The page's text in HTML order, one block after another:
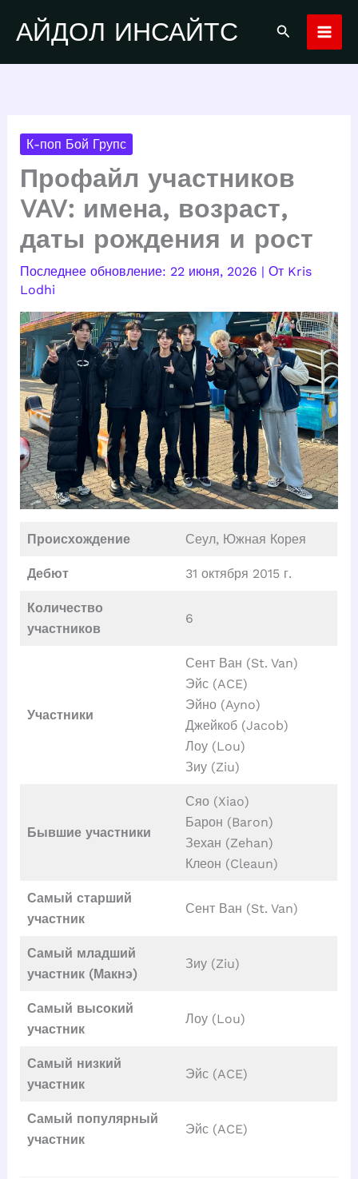
содержимому
АЙДОЛ ИНСАЙТС Поиск
К-поп Бой Групс
Профайл участников
VAV: имена, возраст,
даты рождения и рост
22 июня, 2026 | От Kris
Lodhi
Происхождение Сеул, Южная Корея
Дебют 31 октября 2015 г.
Количество
участников
6
Участники
Сент Ван (St. Van)
Эйс (ACE)
Эйно (Ayno)
Джейкоб (Jacob)
Лоу (Lou)
Зиу (Ziu)
Бывшие участники
Сяо (Xiao)
Барон (Baron)
Зехан (Zehan)
Клеон (Cleaun)
Самый старший
участник
Сент Ван (St. Van)
Самый младший
участник (Макнэ)
Зиу (Ziu)
Самый высокий
участник
Лоу (Lou)
Самый низкий
участник
Эйс (ACE)
Самый популярный
участник
Эйс (ACE)